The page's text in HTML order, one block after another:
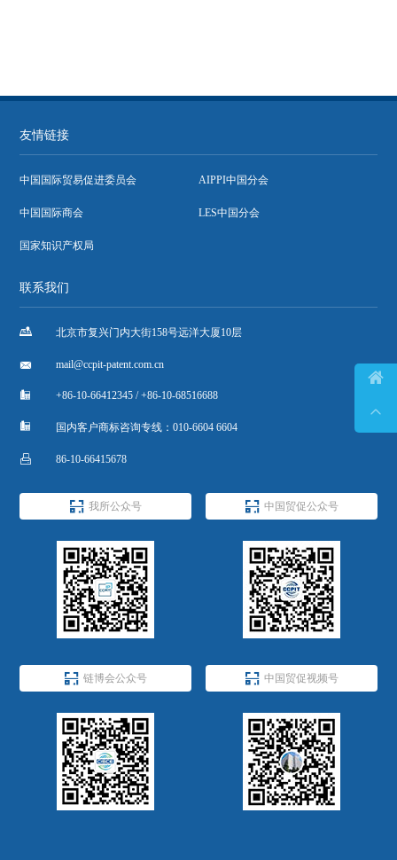
友情链接
中国国际贸易促进委员会 AIPPI中国分会
中国国际商会 LES中国分会
国家知识产权局
联系我们
 北京市复兴门内大街158号远洋大厦10层
 mail@ccpit-patent.com.cn
 +86-10-66412345 / +86-10-68516688
 国内客户商标咨询专线：010-6604 6604
 86-10-66415678
 我所公众号  中国贸促公众号
 链博会公众号  中国贸促视频号

